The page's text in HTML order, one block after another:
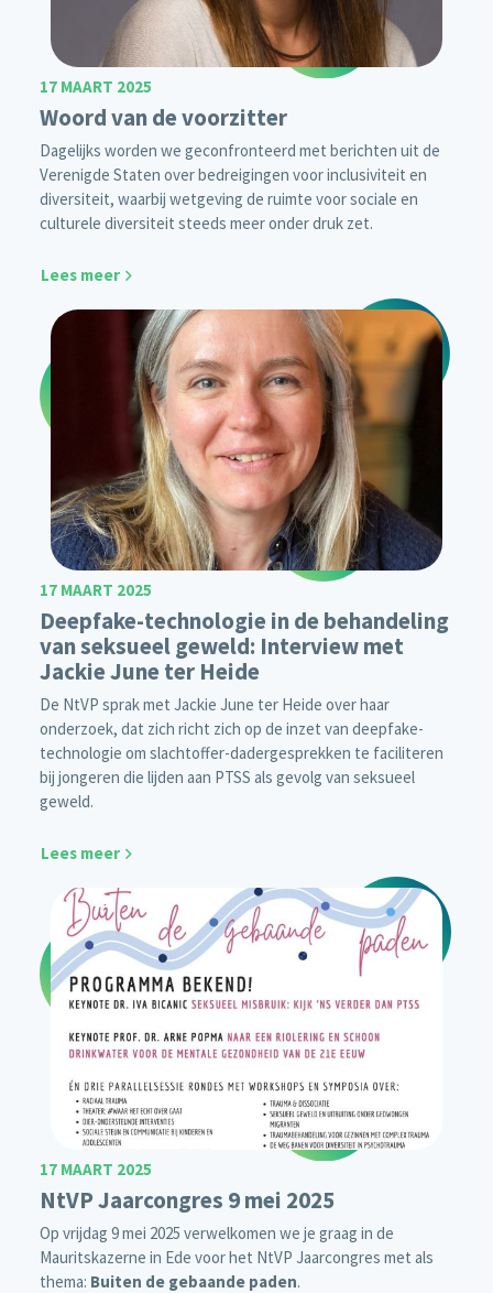
17 MAART 2025
Woord van de voorzitter
Dagelijks worden we geconfronteerd met berichten uit de
Verenigde Staten over bedreigingen voor inclusiviteit en
diversiteit, waarbij wetgeving de ruimte voor sociale en
culturele diversiteit steeds meer onder druk zet.
Lees meer
17 MAART 2025
Deepfake-technologie in de behandeling
van seksueel geweld: Interview met
Jackie June ter Heide
De NtVP sprak met Jackie June ter Heide over haar
onderzoek, dat zich richt zich op de inzet van deepfake-
technologie om slachtoffer-dadergesprekken te faciliteren
bij jongeren die lijden aan PTSS als gevolg van seksueel
geweld.
Lees meer
17 MAART 2025
NtVP Jaarcongres 9 mei 2025
Op vrijdag 9 mei 2025 verwelkomen we je graag in de
Mauritskazerne in Ede voor het NtVP Jaarcongres met als
thema: Buiten de gebaande paden.